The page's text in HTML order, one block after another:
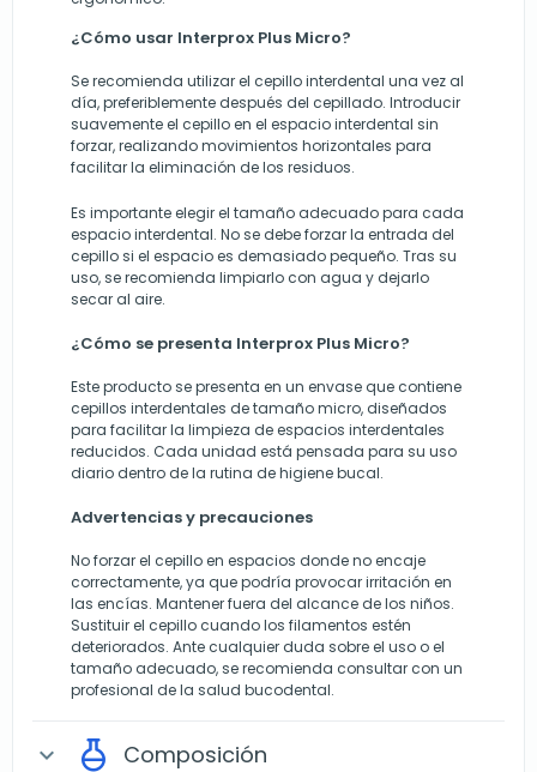
¿Cómo usar Interprox Plus Micro?
Se recomienda utilizar el cepillo interdental una vez al
día, preferiblemente después del cepillado. Introducir
suavemente el cepillo en el espacio interdental sin
forzar, realizando movimientos horizontales para
facilitar la eliminación de los residuos.
Es importante elegir el tamaño adecuado para cada
espacio interdental. No se debe forzar la entrada del
cepillo si el espacio es demasiado pequeño. Tras su
uso, se recomienda limpiarlo con agua y dejarlo
secar al aire.
¿Cómo se presenta Interprox Plus Micro?
Este producto se presenta en un envase que contiene
cepillos interdentales de tamaño micro, diseñados
para facilitar la limpieza de espacios interdentales
reducidos. Cada unidad está pensada para su uso
diario dentro de la rutina de higiene bucal.
Advertencias y precauciones
No forzar el cepillo en espacios donde no encaje
correctamente, ya que podría provocar irritación en
las encías. Mantener fuera del alcance de los niños.
Sustituir el cepillo cuando los filamentos estén
deteriorados. Ante cualquier duda sobre el uso o el
tamaño adecuado, se recomienda consultar con un
profesional de la salud bucodental.
expand_more Composición